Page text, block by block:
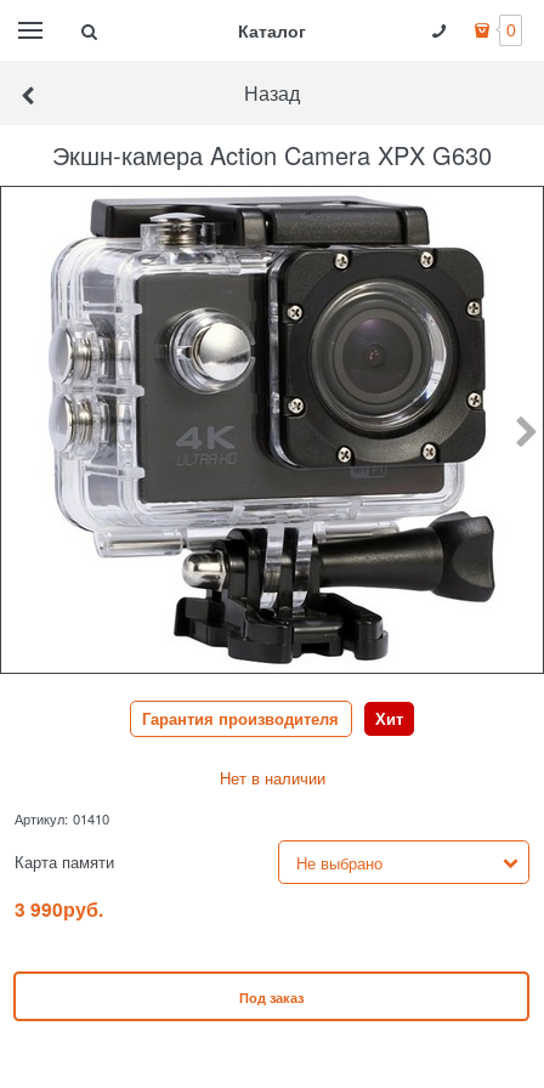
Каталог 0
Назад
Экшн-камера Action Camera XPX G630
Гарантия производителя Хит
Нет в наличии
Артикул: 01410
Карта памяти
3 990руб.
Под заказ